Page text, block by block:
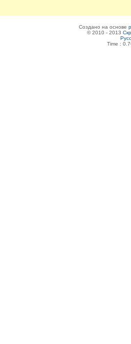
Создано на основе
© 2010 - 2013
Time :